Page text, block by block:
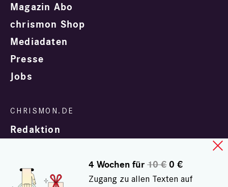
Magazin Abo
chrismon Shop
Mediadaten
Presse
Jobs
Redaktion
4 Wochen für10 €0 €
Zugang zu allen Texten auf